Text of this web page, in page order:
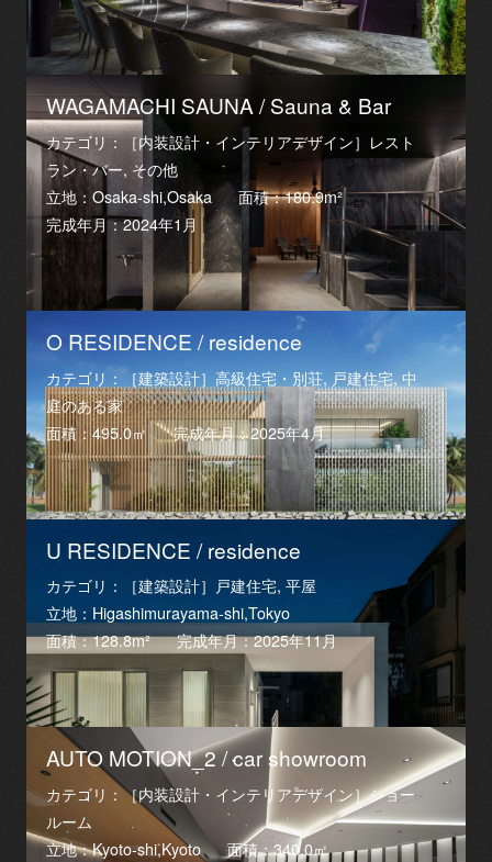
WAGAMACHI SAUNA / Sauna & Bar
カテゴリ：［内装設計・インテリアデザイン］レスト
ラン・バー, その他
立地：Osaka-shi,Osaka
面積：180.9m²
完成年月：2024年1月
O RESIDENCE / residence
カテゴリ：［建築設計］高級住宅・別荘, 戸建住宅, 中
庭のある家
面積：495.0㎡
完成年月：2025年4月
U RESIDENCE / residence
カテゴリ：［建築設計］戸建住宅, 平屋
立地：Higashimurayama-shi,Tokyo
面積：128.8m²
完成年月：2025年11月
AUTO MOTION_2 / car showroom
カテゴリ：［内装設計・インテリアデザイン］ショー
ルーム
立地：Kyoto-shi,Kyoto
面積：340.0㎡